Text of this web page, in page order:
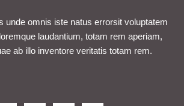
unde omnis iste natus errorsit voluptatem
laudantium, totam rem aperiam,
ab illo inventore veritatis totam rem.